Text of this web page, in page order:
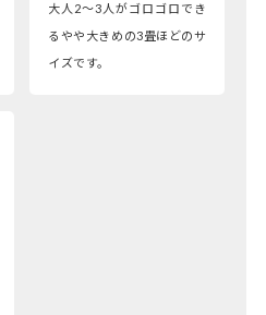
大人2～3人がゴロゴロでき
るやや大きめの3畳ほどのサ
イズです。